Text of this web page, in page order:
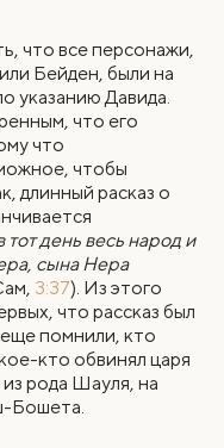
что все персонажи,
Бейден, были на
указанию Давида.
что его
что
чтобы
длинный расказ о
тот день весь народ и
сына Нера
3:37). Из этого
что рассказ был
помнили, кто
кто обвинял царя
из рода Шауля, на
Бошета.